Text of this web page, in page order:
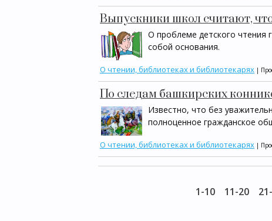
Выпускники школ считают,
О проблеме детского чтения
собой основания.
О чтении, библиотеках и библиотекарях |
По следам башкирских
Известно, что без
полноценное гражданское
О чтении, библиотеках и библиотекарях |
1-10 11-20